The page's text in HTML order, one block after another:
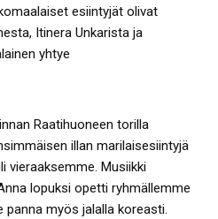
esiintyjät olivat
Itinera Unkarista ja
yhtye
Raatihuoneen torilla
illan marilaisesiintyjä
vieraaksemme. Musiikki
lopuksi opetti ryhmällemme
myös jalalla koreasti.